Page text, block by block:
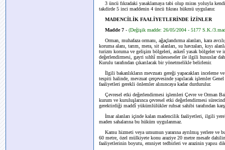
3 üncü fıkradaki yasaklamaya tabi olup miras yoluyla
takdirde 5 inci maddenin 4 üncü fıkrası hükmü uygulanır.
MADENCİLİK FAALİYETLERİNDE İZİNLER
Madde 7 - (Değişik madde: 26/05/2004 - 5177 S.K./
Orman, muhafaza ormanı, ağaçlandırma alanları, kara
koruma alanı, tarım, mera, sit alanları, su havzaları, kıyı
turizm koruma ve gelişim bölgeleri, askerî yasak bölgeler ve
değerlendirmesi, gayri sıhhî müesseseler ile ilgili hususlar
Kurulu tarafından çıkarılacak bir yönetmelikle belirlenir.
İlgili bakanlıkların mevzuatı gereği yapacakları inceleme ve
tespiti halinde, mevzuat çerçevesinde yapılacak işlemler
faaliyetleri gerekli önlemler alınıncaya kadar durdurulur.
Çevresel etki değerlendirmesi işlemleri Çevre ve Orman
kurum ve kuruluşlarınca çevresel etki değerlendirmesi
gerektirdiği maddî yükümlülükler ruhsat sahibi tarafından
İmar alanları içinde kalan madencilik faaliyetleri, ilgili yerel
maden sahalarına bu hüküm uygulanmaz.
Kamu hizmeti veya umumun yararına ayrılmış yerlere ve
60 metre, özel mülkiyete konu araziye 20 metre mesafe
faaliyetlerinin boyutu, emniyet tedbirleri ve arazinin yapısı